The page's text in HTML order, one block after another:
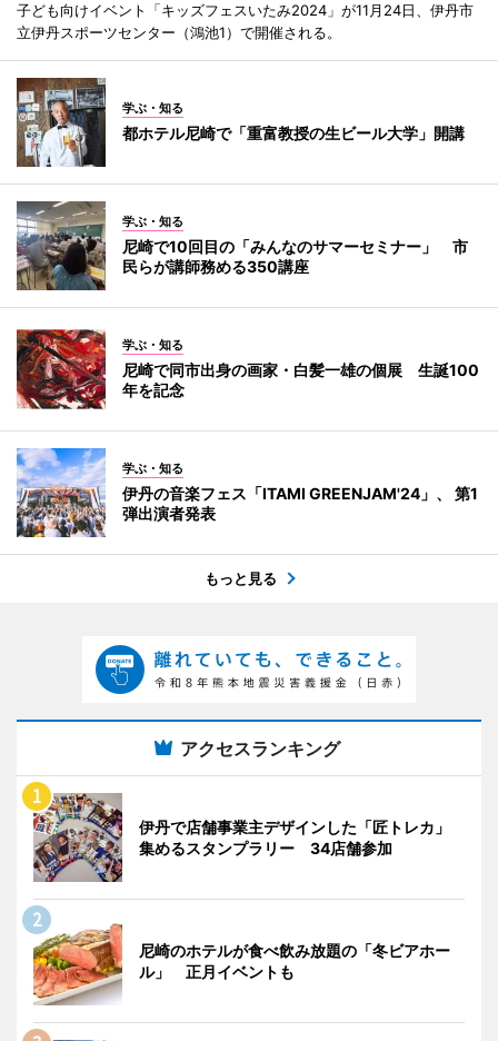
子ども向けイベント「キッズフェスいたみ2024」が11月24日、伊丹市
立伊丹スポーツセンター（鴻池1）で開催される。
学ぶ・知る
都ホテル尼崎で「重富教授の生ビール大学」開講
学ぶ・知る
尼崎で10回目の「みんなのサマーセミナー」 市
民らが講師務める350講座
学ぶ・知る
尼崎で同市出身の画家・白髪一雄の個展 生誕100
年を記念
学ぶ・知る
伊丹の音楽フェス「ITAMI GREENJAM'24」、 第1
弾出演者発表
もっと見る
アクセスランキング
伊丹で店舗事業主デザインした「匠トレカ」
集めるスタンプラリー 34店舗参加
尼崎のホテルが食べ飲み放題の「冬ビアホー
ル」 正月イベントも